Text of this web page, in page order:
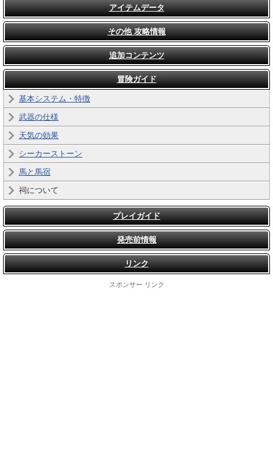
アイテムデータ
その他 攻略情報
追加コンテンツ
冒険ガイド
基本システム・特徴
武器の仕様
天気の効果
シーカーストーン
馬と馬宿
祠について
プレイガイド
発売前情報
リンク
スポンサー リンク